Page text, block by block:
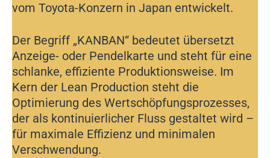
vom Toyota-Konzern in Japan entwickelt.
Der Begriff „KANBAN“ bedeutet übersetzt
Anzeige- oder Pendelkarte und steht für eine
schlanke, effiziente Produktionsweise. Im
Kern der Lean Production steht die
Optimierung des Wertschöpfungsprozesses,
der als kontinuierlicher Fluss gestaltet wird –
für maximale Effizienz und minimalen
Verschwendung.